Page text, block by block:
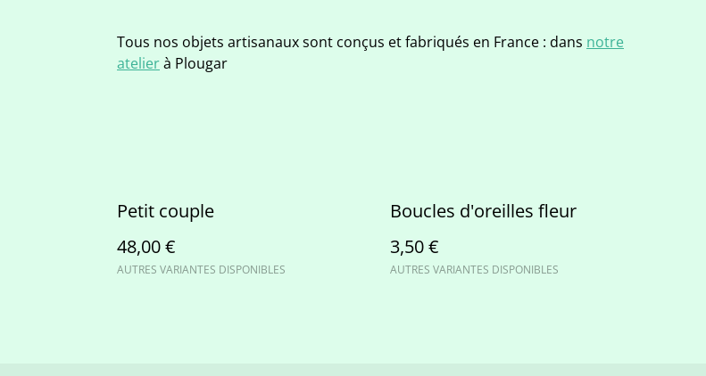
Tous nos objets artisanaux sont conçus et fabriqués en France : dans notre
atelierà Plougar
Petit couple
48,00 €
AUTRES VARIANTES DISPONIBLES
Boucles d'oreilles fleur
3,50 €
AUTRES VARIANTES DISPONIBLES